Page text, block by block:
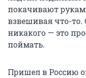
покачивают
взвешивая что-
никакого — это
поймать.
Пришел в Россию